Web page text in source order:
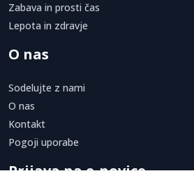
Zabava in prosti čas
Lepota in zdravje
O nas
Sodelujte z nami
O nas
Kontakt
Pogoji uporabe
Prijava na e-novice